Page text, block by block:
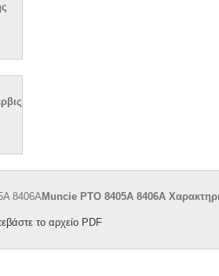
Muncie PTO 8405A 8406A
το αρχείο PDF